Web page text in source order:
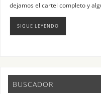
dejamos el cartel completo y
SIGUE LEYENDO
BUSCADOR